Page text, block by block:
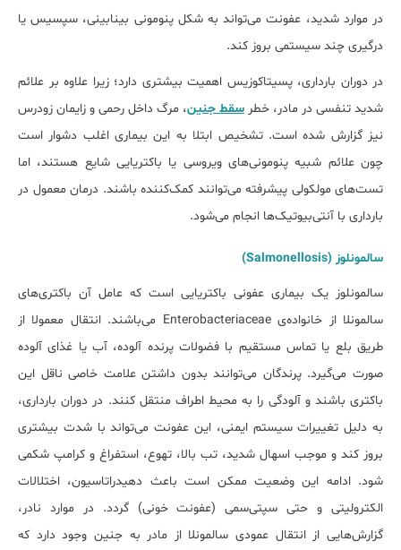
در موارد شدید، عفونت می‌تواند به شکل پنومونی بینابینی، سپسیس یا
درگیری چند سیستمی بروز کند.
در دوران بارداری، پسیتاکوزیس اهمیت بیشتری دارد؛ زیرا علاوه بر علائم
شدید تنفسی در مادر، خطر سقط جنین، مرگ داخل رحمی و زایمان زودرس
نیز گزارش شده است. تشخیص ابتلا به این بیماری اغلب دشوار است
چون علائم شبیه پنومونی‌های ویروسی یا باکتریایی شایع هستند، اما
تست‌های مولکولی پیشرفته می‌توانند کمک‌کننده باشند. درمان معمول در
بارداری با آنتی‌بیوتیک‌ها انجام می‌شود.
سالمونلوز (Salmonellosis)
سالمونلوز یک بیماری عفونی باکتریایی است که عامل آن باکتری‌های
سالمونلا از خانواده‌ی Enterobacteriaceae می‌باشند. انتقال معمولا از
طریق بلع یا تماس مستقیم با فضولات پرنده آلوده، آب یا غذای آلوده
صورت می‌گیرد. پرندگان می‌توانند بدون داشتن علامت خاصی ناقل این
باکتری باشند و آلودگی را به محیط اطراف منتقل کنند. در دوران بارداری،
به دلیل تغییرات سیستم ایمنی، این عفونت می‌تواند با شدت بیشتری
بروز کند و موجب اسهال شدید، تب بالا، تهوع، استفراغ و کرامپ شکمی
شود. ادامه این وضعیت ممکن است باعث دهیدراتاسیون، اختلالات
الکترولیتی و حتی سپتی‌سمی (عفونت خونی) گردد. در موارد نادر،
گزارش‌هایی از انتقال عمودی سالمونلا از مادر به جنین وجود دارد که